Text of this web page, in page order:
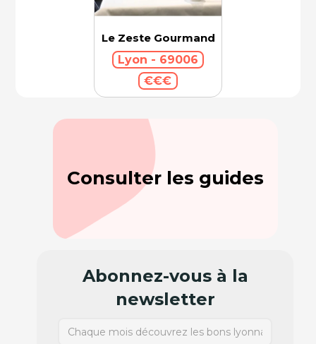
Le Zeste Gourmand
Lyon - 69006
€€€
Consulter les guides
Abonnez-vous à la
newsletter